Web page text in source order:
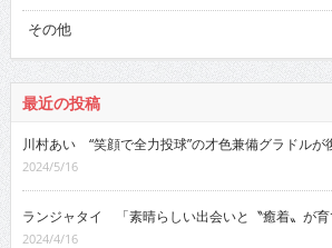
その他
最近の投稿
川村あい “笑顔で全力投球”の才色兼備グラドルが
2024/5/16
ランジャタイ 「素晴らしい出会いと〝癒着〟が育
2024/4/16